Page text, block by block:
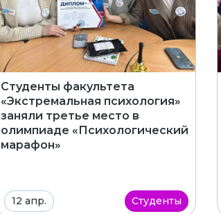
Студенты факультета
«Экстремальная психология»
заняли третье место в
олимпиаде «Психологический
марафон»
12 апр. Студенты